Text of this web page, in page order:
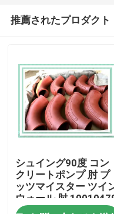
ホーム
推薦されたプロダクト
シュイング90度 コン
クリートポンプ 肘 プ
ッツマイスター ツイ
ウォール 肘